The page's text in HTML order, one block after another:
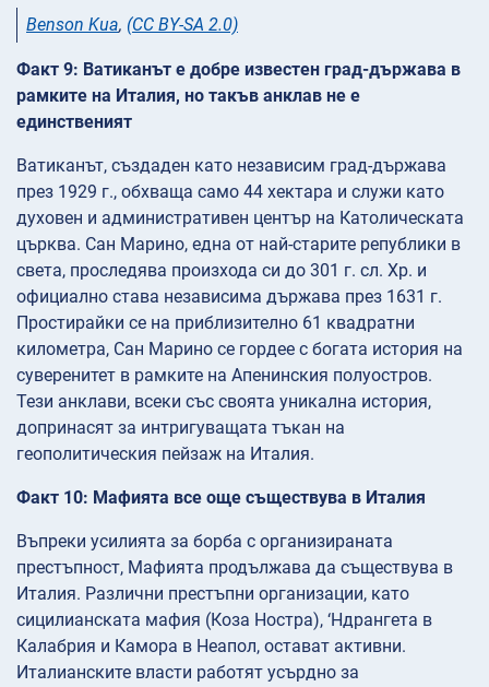
Benson Kua, (CC BY-SA 2.0)
Факт 9: Ватиканът е добре известен град-държава в
рамките на Италия, но такъв анклав не е
единственият
Ватиканът, създаден като независим град-държава
през 1929 г., обхваща само 44 хектара и служи като
духовен и административен център на Католическата
църква. Сан Марино, една от най-старите републики в
света, проследява произхода си до 301 г. сл. Хр. и
официално става независима държава през 1631 г.
Простирайки се на приблизително 61 квадратни
километра, Сан Марино се гордее с богата история на
суверенитет в рамките на Апенинския полуостров.
Тези анклави, всеки със своята уникална история,
допринасят за интригуващата тъкан на
геополитическия пейзаж на Италия.
Факт 10: Мафията все още съществува в Италия
Въпреки усилията за борба с организираната
престъпност, Мафията продължава да съществува в
Италия. Различни престъпни организации, като
сицилианската мафия (Коза Ностра), ‘Ндрангета в
Калабрия и Камора в Неапол, остават активни.
Италианските власти работят усърдно за